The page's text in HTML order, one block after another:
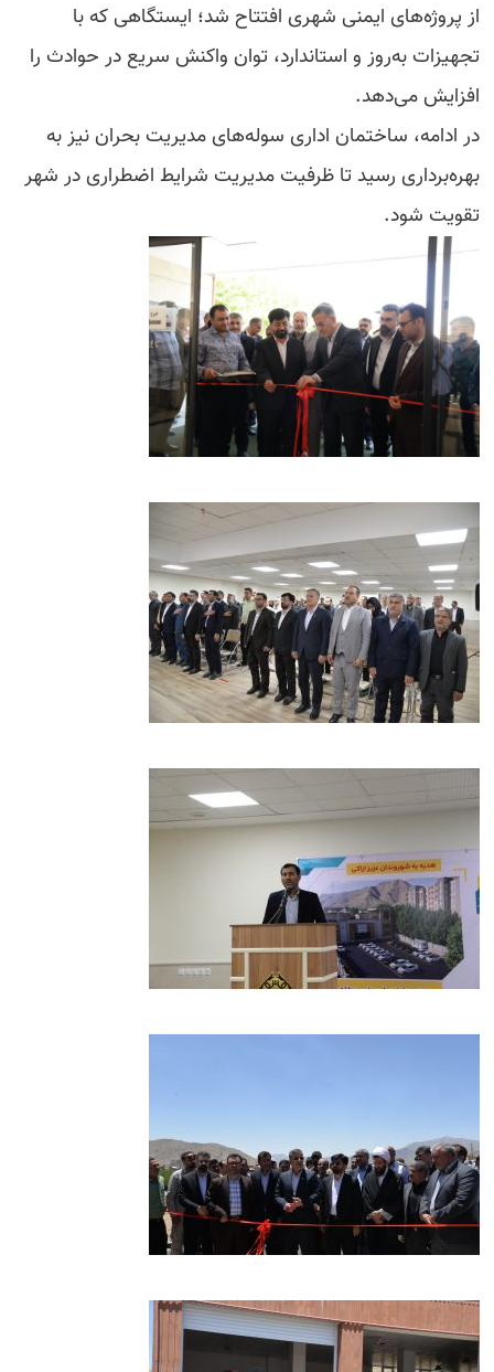
از پروژه‌های ایمنی شهری افتتاح شد؛ ایستگاهی که با
تجهیزات به‌روز و استاندارد، توان واکنش سریع در حوادث را
افزایش می‌دهد.
در ادامه، ساختمان اداری سوله‌های مدیریت بحران نیز به
بهره‌برداری رسید تا ظرفیت مدیریت شرایط اضطراری در شهر
تقویت شود.